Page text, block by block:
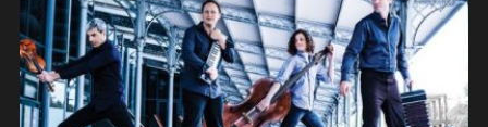
Mosalini Teruggi cuarteto – Tango
hoy (2014)
(composition/arrangements/contreba
sse)